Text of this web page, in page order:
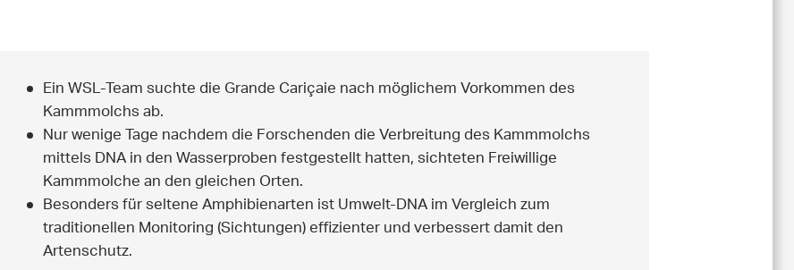
Ein WSL-Team suchte die Grande Cariçaie nach möglichem Vorkommen des
Kammmolchs ab.
Nur wenige Tage nachdem die Forschenden die Verbreitung des Kammmolchs
mittels DNA in den Wasserproben festgestellt hatten, sichteten Freiwillige
Kammmolche an den gleichen Orten.
Besonders für seltene Amphibienarten ist Umwelt-DNA im Vergleich zum
traditionellen Monitoring (Sichtungen) effizienter und verbessert damit den
Artenschutz.